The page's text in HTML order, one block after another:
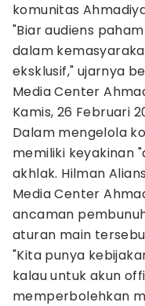
komunitas
"Biar audiens
dalam
eksklusif," ujarnya
Media Center
Kamis, 26 Februari
Dalam mengelola
memiliki keyakinan
akhlak. Hilman
Media Center
ancaman
aturan main
"Kita punya
kalau untuk akun
memperbolehkan